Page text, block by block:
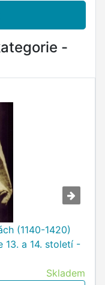
-
(1140-1420)
13. a 14. století -
Skladem